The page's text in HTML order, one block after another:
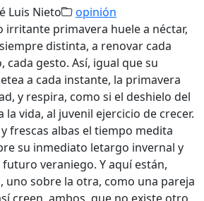
Luis Nieto
opinión
irritante primavera huele a néctar,
distinta, a renovar cada
cada gesto. Así, igual que su
a cada instante, la primavera
y respira, como si el deshielo del
vida, al juvenil ejercicio de crecer.
frescas albas el tiempo medita
su inmediato letargo invernal y
veraniego. Y aquí están,
uno sobre la otra, como una pareja